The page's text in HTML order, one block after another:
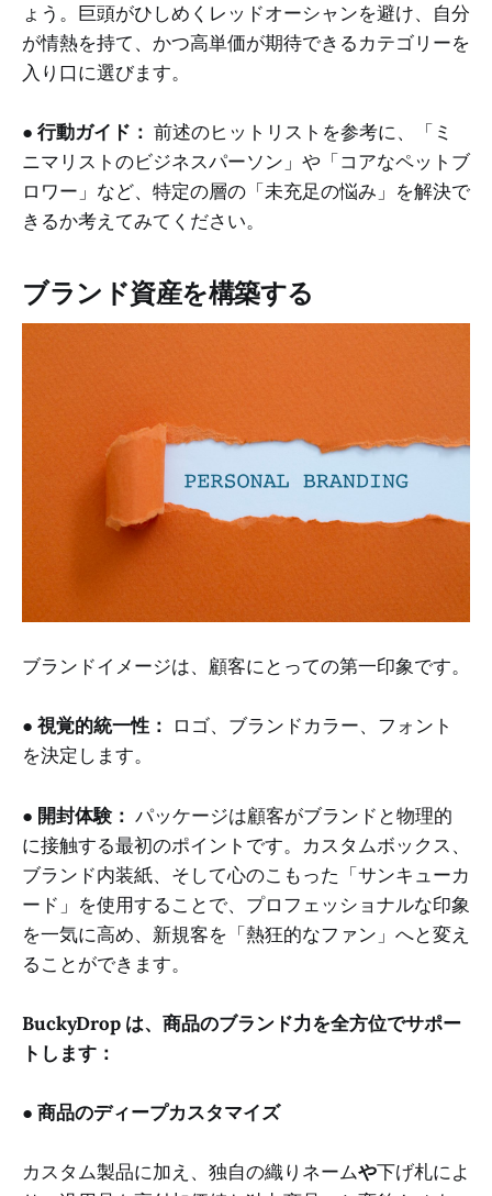
ょう。巨頭がひしめくレッドオーシャンを避け、自分
が情熱を持て、かつ高単価が期待できるカテゴリーを
入り口に選びます。
● 行動ガイド： 前述のヒットリストを参考に、「ミ
ニマリストのビジネスパーソン」や「コアなペットブ
ロワー」など、特定の層の「未充足の悩み」を解決で
きるか考えてみてください。
ブランド資産を構築する
ブランドイメージは、顧客にとっての第一印象です。
● 視覚的統一性： ロゴ、ブランドカラー、フォント
を決定します。
● 開封体験： パッケージは顧客がブランドと物理的
に接触する最初のポイントです。カスタムボックス、
ブランド内装紙、そして心のこもった「サンキューカ
ード」を使用することで、プロフェッショナルな印象
を一気に高め、新規客を「熱狂的なファン」へと変え
ることができます。
BuckyDrop は、商品のブランド力を全方位でサポー
トします：
● 商品のディープカスタマイズ
カスタム製品に加え、独自の織りネームや下げ札によ